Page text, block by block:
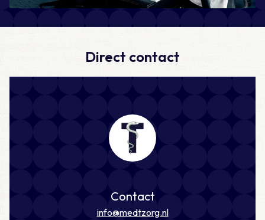
Direct contact
Contact
info@medtzorg.nl